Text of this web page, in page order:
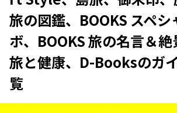
旅の図鑑、BOOKS スペシ
ボ、BOOKS 旅の名言＆
旅と健康、D-Booksのガ
覧